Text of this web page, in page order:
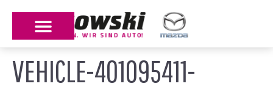
VEHICLE-401095411-